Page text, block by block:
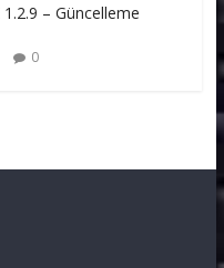
– Güncelleme
0